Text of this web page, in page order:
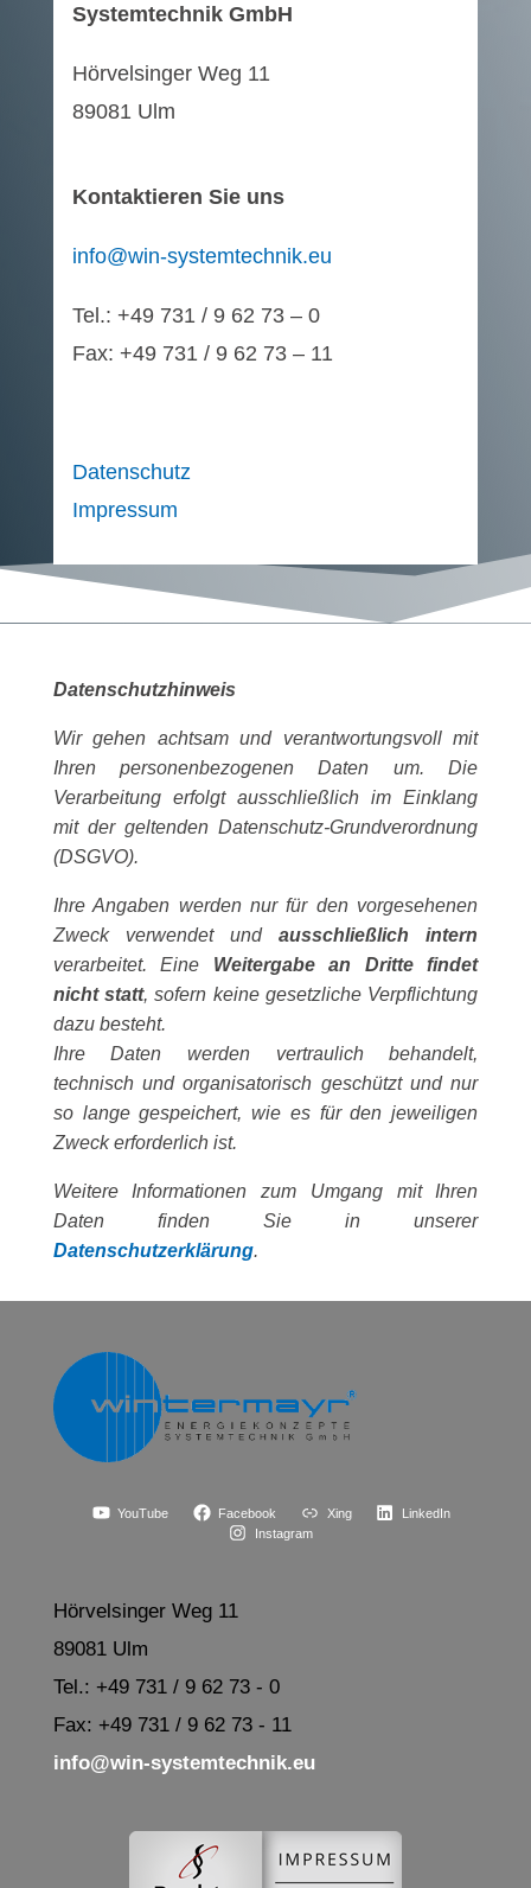
Systemtechnik GmbH
Hörvelsinger Weg 11
89081 Ulm
Kontaktieren Sie uns
info@win-systemtechnik.eu
Tel.: +49 731 / 9 62 73 – 0
Fax: +49 731 / 9 62 73 – 11
Datenschutz
Impressum
Datenschutzhinweis
Wir gehen achtsam und verantwortungsvoll mit
Ihren personenbezogenen Daten um. Die
Verarbeitung erfolgt ausschließlich im Einklang
mit der geltenden Datenschutz-Grundverordnung
(DSGVO).
Ihre Angaben werden nur für den vorgesehenen
Zweck verwendet undausschließlich intern
verarbeitet. Eine Weitergabe an Dritte findet
nicht statt, sofern keine gesetzliche Verpflichtung
dazu besteht.
Ihre Daten werden vertraulich behandelt,
technisch und organisatorisch geschützt und nur
so lange gespeichert, wie es für den jeweiligen
Zweck erforderlich ist.
Weitere Informationen zum Umgang mit Ihren
Daten finden Sie in unserer
Datenschutzerklärung.
YouTube Facebook Xing
LinkedIn
Instagram
Hörvelsinger Weg 11
89081 Ulm
Tel.: +49 731 / 9 62 73 - 0
Fax: +49 731 / 9 62 73 - 11
info@win-systemtechnik.eu